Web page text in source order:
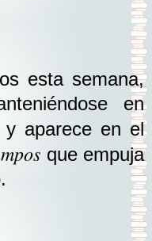
esta semana,
en
y aparece en el
que empuja